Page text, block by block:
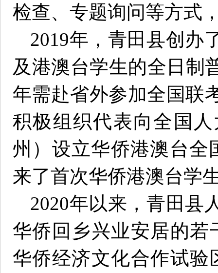
检查、专题询问等方式
2019年，青田县创办
及港澳台学生的全日制
年需赴省外参加全国联
积极组织代表向全国
州）设立华侨港澳台全
来了首次华侨港澳台学
2020年以来，青田县
华侨回乡兴业安居的若
华侨经济文化合作试验